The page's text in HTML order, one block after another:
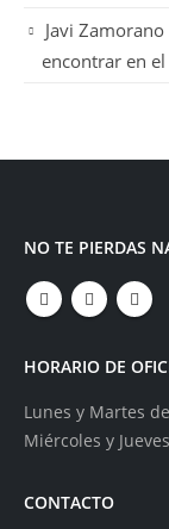
Javi
encontrar en
NO TE PIERDAS
HORARIO DE
Lunes y Martes
Miércoles y
CONTACTO